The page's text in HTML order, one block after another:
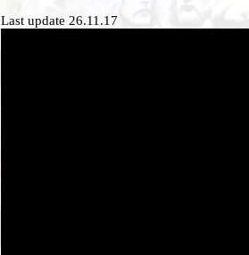
Last update 26.11.17